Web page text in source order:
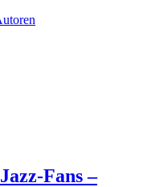
Fans –